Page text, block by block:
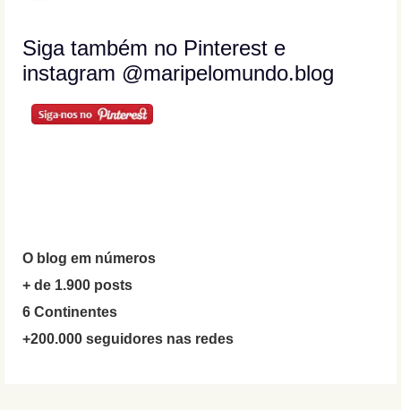
Siga também no Pinterest e
instagram @maripelomundo.blog
O blog em números
+ de 1.900 posts
6 Continentes
+200.000 seguidores nas redes